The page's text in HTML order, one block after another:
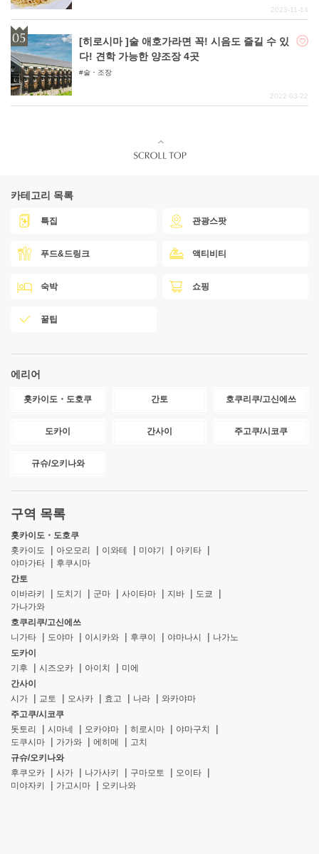
2023-11-14
[히로시마 ]술 애호가라면 꼭! 시음도 즐길 수 있
다! 견학 가능한 양조장 4곳
술・조장
2022-03-22
카테고리 목록
특집 관광스팟
푸드&드링크 액티비티
숙박 쇼핑
꿀팁
에리어
홋카이도・도호쿠 간토 호쿠리쿠/고신에쓰
도카이 간사이 주고쿠/시코쿠
규슈/오키나와
구역 목록
홋카이도・도호쿠
홋카이도
아오모리 이와테 미야기
아키타
야마가타
후쿠시마
간토
이바라키
도치기 군마 사이타마 지바
도쿄
가나가와
호쿠리쿠/고신에쓰
니가타
도야마 이시카와 후쿠이 야마나시
나가노
도카이
기후
시즈오카 아이치
미에
간사이
시가
교토 오사카 효고 나라
와카야마
주고쿠/시코쿠
돗토리
시마네 오카야마 히로시마
야마구치
도쿠시마
가가와 에히메
고치
규슈/오키나와
후쿠오카
사가 나가사키 구마모토
오이타
미야자키
가고시마 오키나와